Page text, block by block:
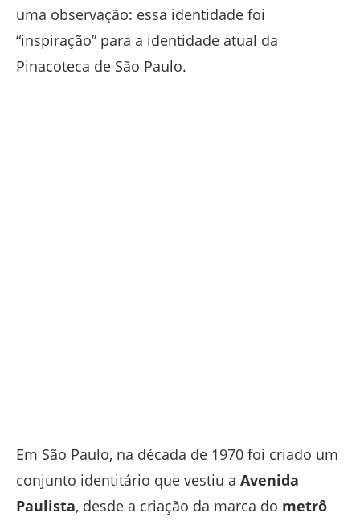
uma observação: essa identidade foi
“inspiração” para a identidade atual da
Pinacoteca de São Paulo.
Em São Paulo, na década de 1970 foi criado um
conjunto identitário que vestiu a Avenida
Paulista, desde a criação da marca do metrô